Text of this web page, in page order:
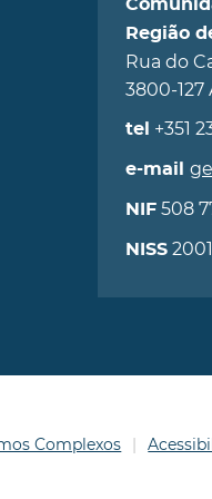
Região
Rua do
3800-127
tel +351
e-mail
NIF508
NISS
Complexos